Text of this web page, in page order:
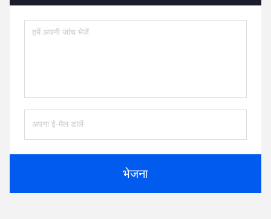
भेजना